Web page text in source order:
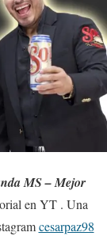
MS – Mejor
en YT . Una
cesarpaz98